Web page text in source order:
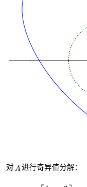
对 进行奇异值分解：